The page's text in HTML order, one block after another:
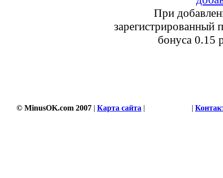
При
зарегистрированный
бонуса 0.15
© MinusOK.com 2007 | Карта сайта | |